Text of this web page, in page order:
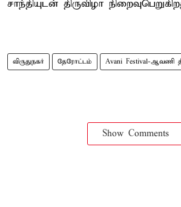
சாந்தியுடன் திருவிழா
விருதுநகர் தேரோட்டம் Avani Festival-ஆவணி
Show Comments